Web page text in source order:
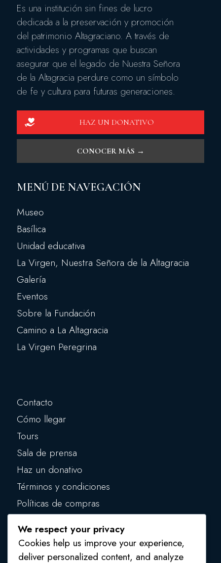
Es una institución sin fines de lucro
dedicada a la preservación y promoción
del patrimonio Altagraciano. A través de
actividades y programas que buscan
asegurar que el legado de Nuestra Señora
de la Altagracia perdure como un símbolo
de fe y cultura para futuras generaciones.
HAZ UN DONATIVO
CONOCER MÁS →
MENÚ DE NAVEGACIÓN
Museo
Basílica
Unidad educativa
La Virgen, Nuestra Señora de la Altagracia
Galería
Eventos
Sobre la Fundación
Camino a La Altagracia
La Virgen Peregrina
Contacto
Cómo llegar
Tours
Sala de prensa
Haz un donativo
Términos y condiciones
Políticas de compras
Políticas de seguridad
We respect your privacy
Cookies help us improve your experience,
deliver personalized content, and analyze